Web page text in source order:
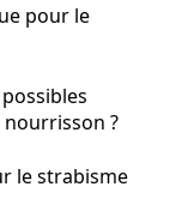
pour le
nourrisson ?
le strabisme